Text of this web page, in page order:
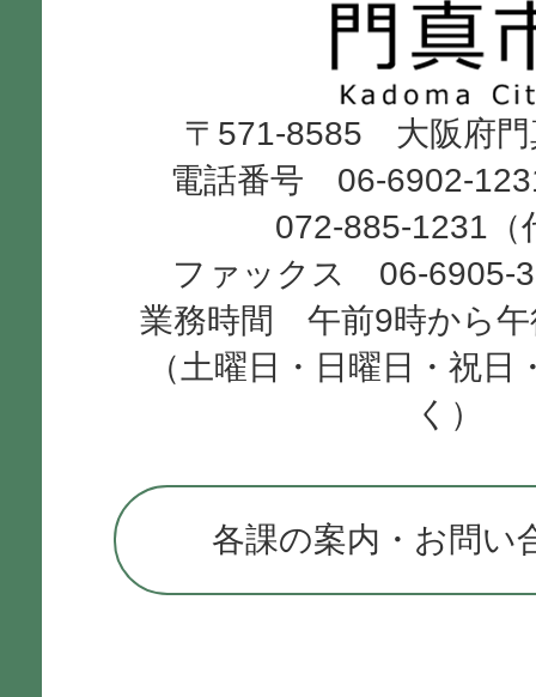
市
Kadoma
City
〒571-8585 大阪府門
電話番号 06-6902-
072-885-1231（
ファックス 06-6905-
業務時間 午前9時から午
（土曜日・日曜日・祝日
く）
各課の案内・お問い